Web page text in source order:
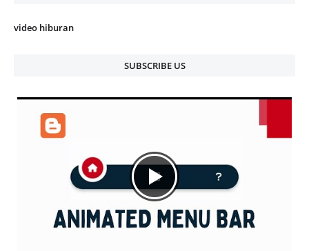
video hiburan
SUBSCRIBE US